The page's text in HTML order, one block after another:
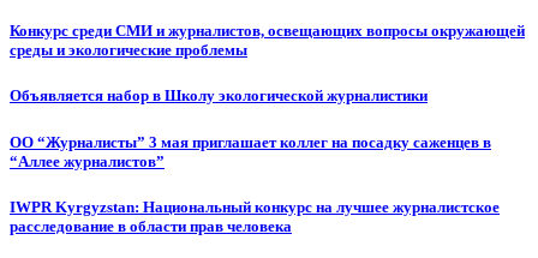
Конкурс среди СМИ и журналистов, освещающих вопросы окружающей
среды и экологические проблемы
Объявляется набор в Школу экологической журналистики
ОО “Журналисты” 3 мая приглашает коллег на посадку саженцев в
“Аллее журналистов”
IWPR Kyrgyzstan: Национальный конкурс на лучшее журналистское
расследование в области прав человека